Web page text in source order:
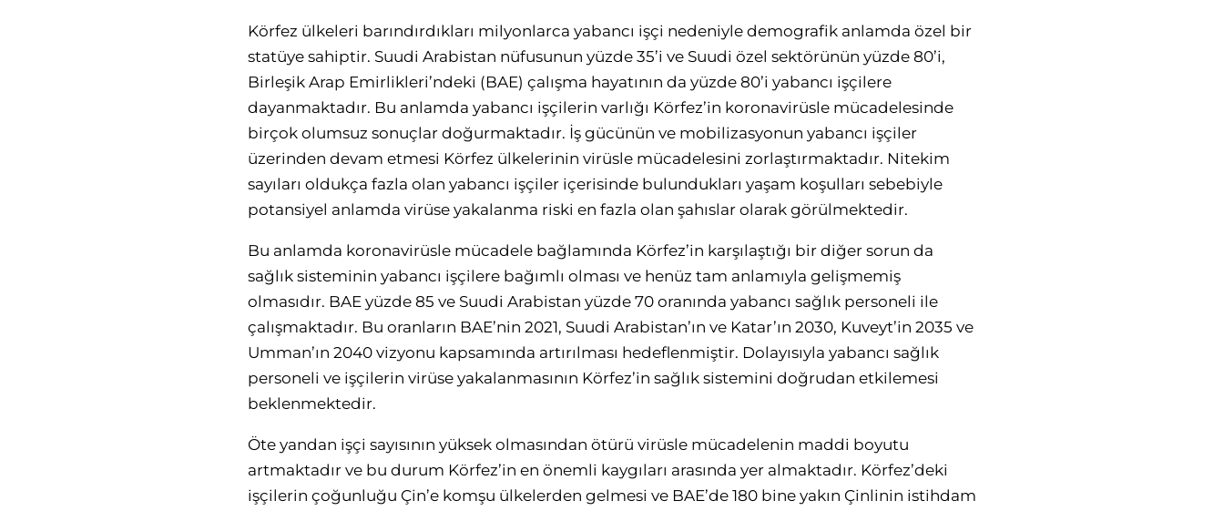
Körfez ülkeleri barındırdıkları milyonlarca yabancı işçi nedeniyle demografik anlamda özel bir
statüye sahiptir. Suudi Arabistan nüfusunun yüzde 35’i ve Suudi özel sektörünün yüzde 80’i,
Birleşik Arap Emirlikleri’ndeki (BAE) çalışma hayatının da yüzde 80’i yabancı işçilere
dayanmaktadır. Bu anlamda yabancı işçilerin varlığı Körfez’in koronavirüsle mücadelesinde
birçok olumsuz sonuçlar doğurmaktadır. İş gücünün ve mobilizasyonun yabancı işçiler
üzerinden devam etmesi Körfez ülkelerinin virüsle mücadelesini zorlaştırmaktadır. Nitekim
sayıları oldukça fazla olan yabancı işçiler içerisinde bulundukları yaşam koşulları sebebiyle
potansiyel anlamda virüse yakalanma riski en fazla olan şahıslar olarak görülmektedir.
Bu anlamda koronavirüsle mücadele bağlamında Körfez’in karşılaştığı bir diğer sorun da
sağlık sisteminin yabancı işçilere bağımlı olması ve henüz tam anlamıyla gelişmemiş
olmasıdır. BAE yüzde 85 ve Suudi Arabistan yüzde 70 oranında yabancı sağlık personeli ile
çalışmaktadır. Bu oranların BAE’nin 2021, Suudi Arabistan’ın ve Katar’ın 2030, Kuveyt’in 2035 ve
Umman’ın 2040 vizyonu kapsamında artırılması hedeflenmiştir. Dolayısıyla yabancı sağlık
personeli ve işçilerin virüse yakalanmasının Körfez’in sağlık sistemini doğrudan etkilemesi
beklenmektedir.
Öte yandan işçi sayısının yüksek olmasından ötürü virüsle mücadelenin maddi boyutu
artmaktadır ve bu durum Körfez’in en önemli kaygıları arasında yer almaktadır. Körfez’deki
işçilerin çoğunluğu Çin’e komşu ülkelerden gelmesi ve BAE’de 180 bine yakın Çinlinin istihdam